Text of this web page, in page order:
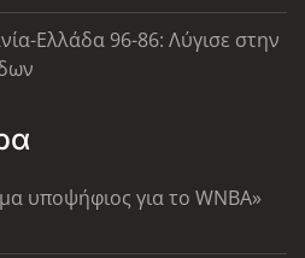
Ελλάδα 96-86: Λύγισε στην
υποψήφιος για το WNBA»